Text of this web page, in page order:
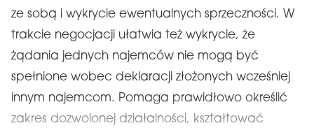
ze sobą i wykrycie ewentualnych sprzeczności. W
trakcie negocjacji ułatwia też wykrycie, że
żądania jednych najemców nie mogą być
spełnione wobec deklaracji złożonych wcześniej
innym najemcom. Pomaga prawidłowo określić
zakres dozwolonej działalności, kształtować